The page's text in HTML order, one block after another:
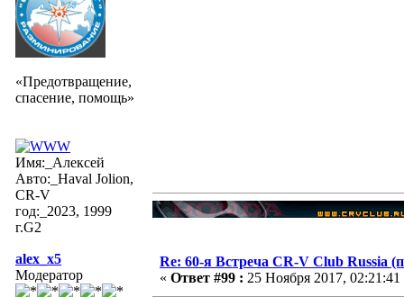
«Предотвращение,
спасение, помощь»
Имя:_Алексей
Авто:_Haval Jolion,
CR-V
год:_2023, 1999
г.G2
alex_x5
Модератор
Re: 60-я Встреча CR-V Club Russia
« Ответ #99 : 25 Ноября 2017, 02:21:41